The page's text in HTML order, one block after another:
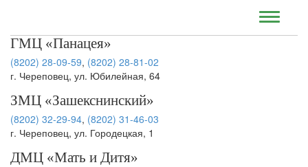
ГМЦ «Панацея»
(8202) 28-09-59, (8202) 28-81-02
г. Череповец, ул. Юбилейная, 64
ЗМЦ «Зашекснинский»
(8202) 32-29-94, (8202) 31-46-03
г. Череповец, ул. Городецкая, 1
ДМЦ «Мать и Дитя»